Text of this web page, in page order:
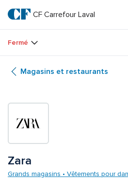
texte
principal
CF
Carrefour
Laval
CF Carrefour Laval
Fermé
Magasins et restaurants
Zara
Grands magasins • Vêtements pour